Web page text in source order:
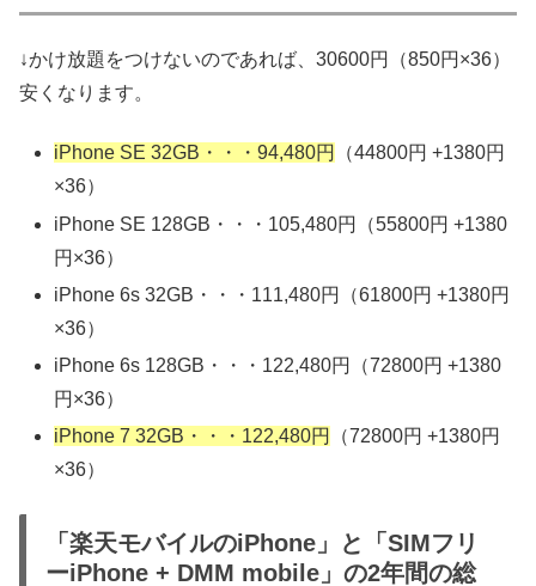
↓かけ放題をつけないのであれば、30600円（850円×36）
安くなります。
iPhone SE 32GB・・・94,480円
（44800円 +1380円
×36）
iPhone SE 128GB・・・105,480円（55800円 +1380
円×36）
iPhone 6s 32GB・・・111,480円（61800円 +1380円
×36）
iPhone 6s 128GB・・・122,480円（72800円 +1380
円×36）
iPhone 7 32GB・・・122,480円
（72800円 +1380円
×36）
「楽天モバイルのiPhone」と「SIMフリ
ーiPhone + DMM mobile」の2年間の総